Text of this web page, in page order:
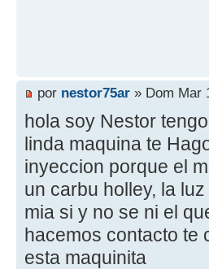
por nestor75ar » Dom Mar
hola soy Nestor
linda maquina te
inyeccion porque el
un carbu holley, la
mia si y no se ni el
hacemos contacto te
esta maquinita